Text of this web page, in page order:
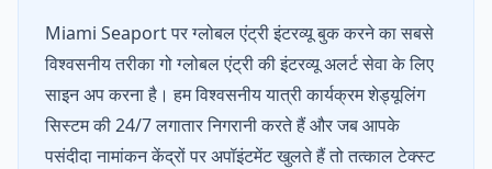
Miami Seaport पर ग्लोबल एंट्री इंटरव्यू बुक करने का सबसे
विश्वसनीय तरीका गो ग्लोबल एंट्री की इंटरव्यू अलर्ट सेवा के लिए
साइन अप करना है। हम विश्वसनीय यात्री कार्यक्रम शेड्यूलिंग
सिस्टम की 24/7 लगातार निगरानी करते हैं और जब आपके
पसंदीदा नामांकन केंद्रों पर अपॉइंटमेंट खुलते हैं तो तत्काल टेक्स्ट